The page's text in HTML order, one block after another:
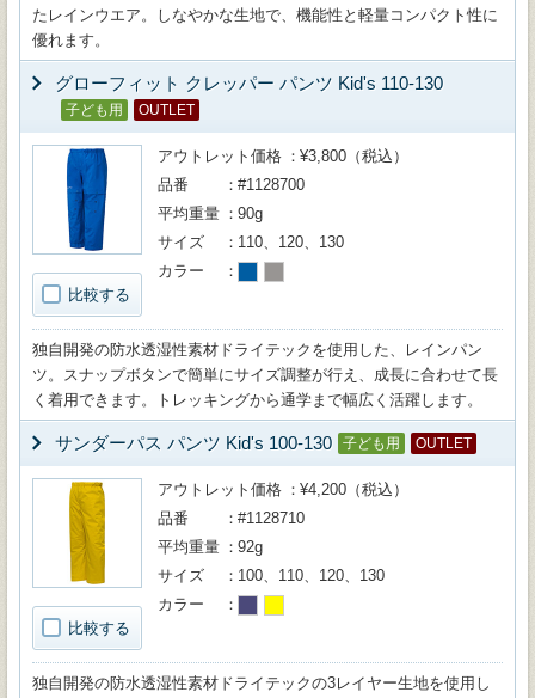
たレインウエア。しなやかな生地で、機能性と軽量コンパクト性に
優れます。
グローフィット クレッパー パンツ Kid's 110-130
子ども用 OUTLET
比較する
アウトレット価格
¥3,800（税込）
品番
#1128700
平均重量
90g
サイズ
110、120、130
カラー
独自開発の防水透湿性素材ドライテックを使用した、レインパン
ツ。スナップボタンで簡単にサイズ調整が行え、成長に合わせて長
く着用できます。トレッキングから通学まで幅広く活躍します。
サンダーパス パンツ Kid's 100-130 子ども用 OUTLET
比較する
アウトレット価格
¥4,200（税込）
品番
#1128710
平均重量
92g
サイズ
100、110、120、130
カラー
独自開発の防水透湿性素材ドライテックの3レイヤー生地を使用し